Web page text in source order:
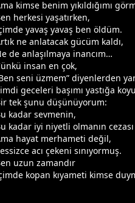
kimse benim yıkıldığımı
herkesi yaşatırken,
yavaş yavaş ben öldüm.
ne anlatacak gücüm kaldı,
de anlaşılmaya inancım…
insan en çok,
seni üzmem” diyenlerden
geceleri başımı yastığa
tek şunu düşünüyorum:
kadar sevmenin,
kadar iyi niyetli olmanın
hayat merhameti değil,
acı çekeni sınıyormuş.
uzun zamandır
kopan kıyameti kimse